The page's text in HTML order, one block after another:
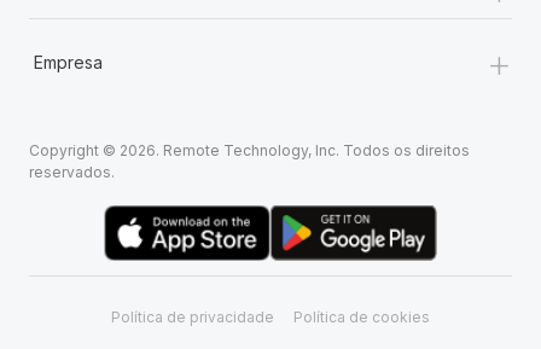
Empresa +
Copyright © 2026. Remote Technology, Inc. Todos os direitos
reservados.
Política de privacidade Política de cookies